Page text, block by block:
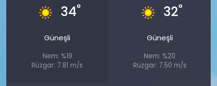
34°
Güneşli
Nem: %19
Rüzgar: 7.81 m/s
32°
Güneşli
Nem: %20
Rüzgar: 7.50 m/s